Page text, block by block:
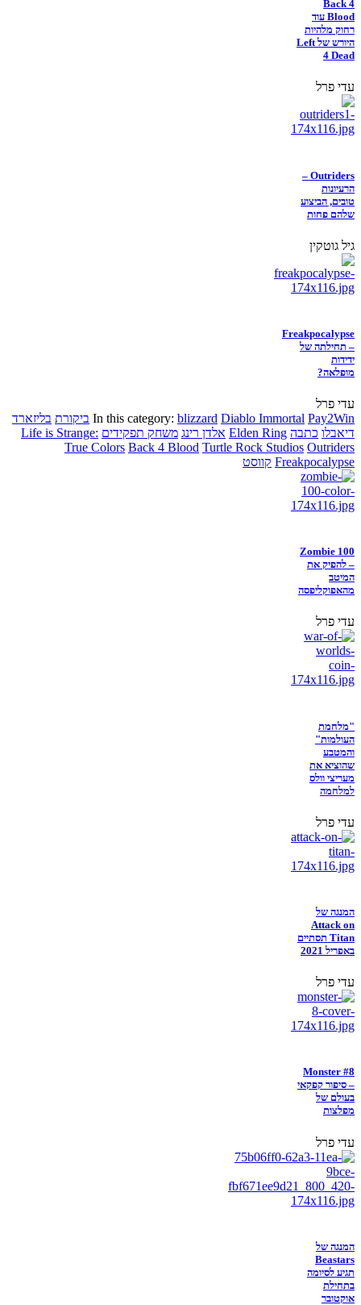
Back 4
Blood עוד
רחוק מלהיות
היורש של Left
4 Dead
עדי פרל
Outriders –
הרעיונות
טובים, הביצוע
שלהם פחות
גיל גוטקין
Freakpocalypse
– תחילתה של
ידידות
מופלאה?
עדי פרל
In this category: blizzard Diablo Immortal Pay2Win ביקורת בליזארד
דיאבלו כתבה Elden Ring אלדן רינג משחק תפקידים Life is Strange:
True Colors Back 4 Blood Turtle Rock Studios Outriders
Freakpocalypse קווסט
Zombie 100
– להפיק את
המיטב
מהאפוקליפסה
עדי פרל
"מלחמת
העולמות"
והמטבע
שהוציא את
מעריצי וולס
למלחמה
עדי פרל
המנגה של
Attack on
Titan תסתיים
באפריל 2021
עדי פרל
Monster #8
– סיפור קפקאי
בעולם של
מפלצות
עדי פרל
המנגה של
Beastars
תגיע לסיומה
בתחילת
אוקטובר